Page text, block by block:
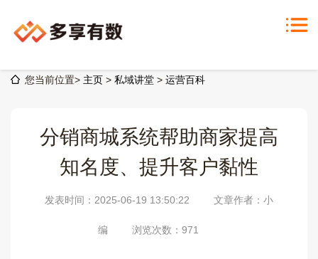
您当前位置> 主页 > 私域讲堂 > 运营百科
分销商城系统帮助商家提高
知名度、提升客户黏性
发表时间：2025-06-19 13:50:22 文章作者：小
编 浏览次数： 971